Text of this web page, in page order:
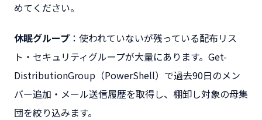
めてください。
休眠グループ ：使われていないが残っている配布リス
ト・セキュリティグループが大量にあります。Get-
DistributionGroup（PowerShell）で過去90日のメン
バー追加・メール送信履歴を取得し、棚卸し対象の母集
団を絞り込みます。